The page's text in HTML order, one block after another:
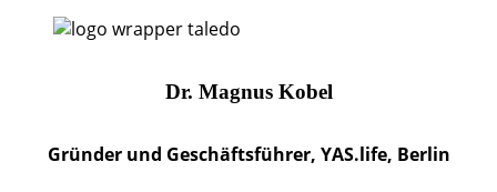
Dr. Magnus Kobel
Gründer und Geschäftsführer, YAS.life, Berlin